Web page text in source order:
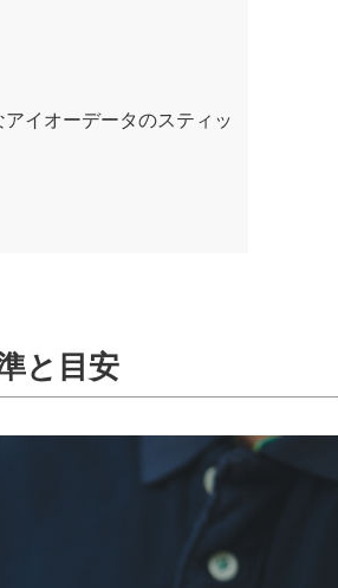
イオーデータのスティッ
と目安